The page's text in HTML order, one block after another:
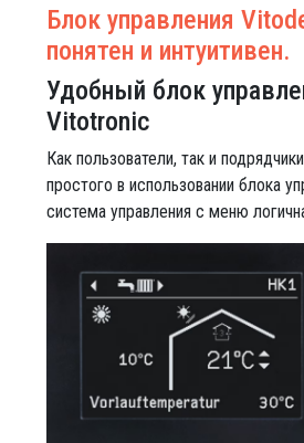
Блок управления
понятен и интуитивен.
Удобный блок
Vitotronic
Как пользователи, так и
простого в использовании блока
система управления с меню